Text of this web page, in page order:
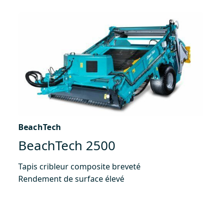
BeachTech
BeachTech 2500
Tapis cribleur composite breveté
Rendement de surface élevé